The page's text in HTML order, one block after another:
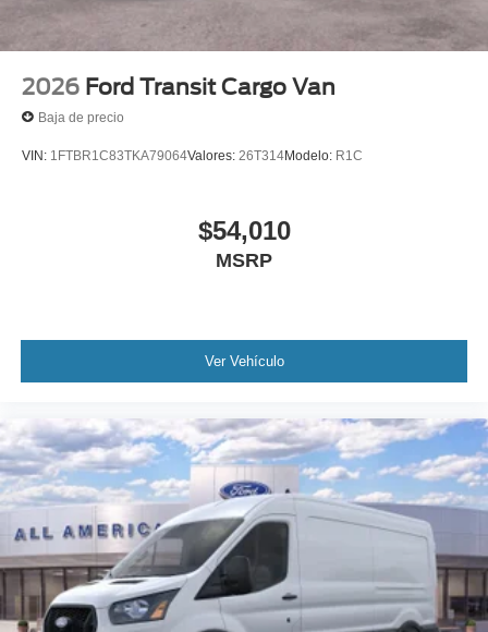
2026 Ford Transit Cargo Van
Baja de precio
VIN: 1FTBR1C83TKA79064Valores: 26T314Modelo: R1C
$54,010
MSRP
Ver Vehículo